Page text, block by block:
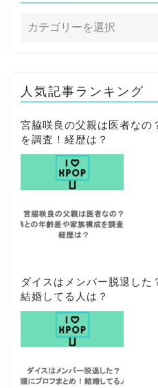
人気記事ランキング
宮脇咲良の父親は医者なの
を調査！経歴は？
ダイスはメンバー脱退した
結婚してる人は？